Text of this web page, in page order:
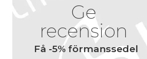
Ge
recension
Få -5% förmanssedel